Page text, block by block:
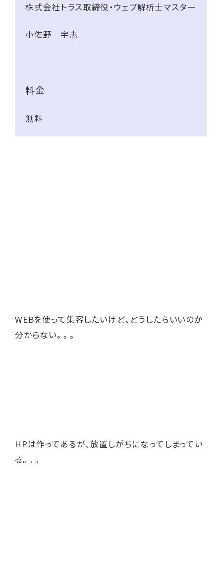
株式会社トラス取締役・ウェブ解析士マスター
小佐野 宇志
料金
無料
WEBを使って集客したいけど、どうしたらいいのか
分からない。。。
HPは作ってあるが、放置しがちになってしまってい
る。。。